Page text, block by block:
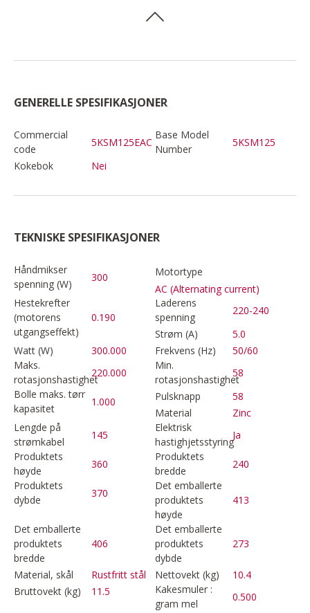
GENERELLE SPESIFIKASJONER
Commercial
code
5KSM125EAC
Base Model
Number
5KSM125
Kokebok
Nei
TEKNISKE SPESIFIKASJONER
Håndmikser
spenning (W)
300
Motortype
AC (Alternating current)
Hestekrefter
(motorens
utgangseffekt)
0.190
Laderens
spenning
220-240
Strøm (A)
5.0
Watt (W)
300.000 Frekvens (Hz)
50/60
Maks.
rotasjonshastighet
220.000
Min.
rotasjonshastighet
58
Bolle maks. tørr
kapasitet
1.000 Pulsknapp
58
Material
Zinc
Lengde på
strømkabel
145
Elektrisk
hastighjetsstyring
Ja
Produktets
høyde
360
Produktets
bredde
240
Produktets
dybde
370
Det emballerte
produktets
høyde
413
Det emballerte
produktets
bredde
406
Det emballerte
produktets
dybde
273
Material, skål Rustfritt stål Nettovekt (kg)
10.4
Bruttovekt (kg)
11.5
Kakesmuler :
gram mel
0.500